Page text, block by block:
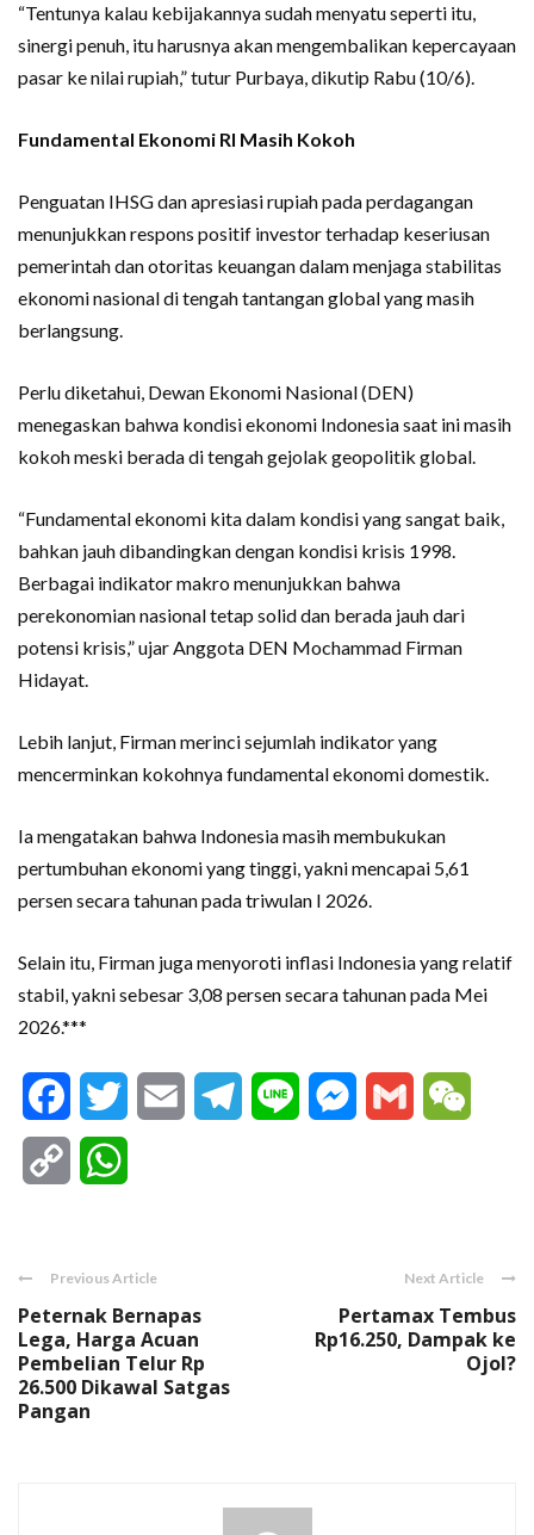
“Tentunya kalau kebijakannya sudah menyatu seperti itu,
sinergi penuh, itu harusnya akan mengembalikan kepercayaan
pasar ke nilai rupiah,” tutur Purbaya, dikutip Rabu (10/6).
Fundamental Ekonomi RI Masih Kokoh
Penguatan IHSG dan apresiasi rupiah pada perdagangan
menunjukkan respons positif investor terhadap keseriusan
pemerintah dan otoritas keuangan dalam menjaga stabilitas
ekonomi nasional di tengah tantangan global yang masih
berlangsung.
Perlu diketahui, Dewan Ekonomi Nasional (DEN)
menegaskan bahwa kondisi ekonomi Indonesia saat ini masih
kokoh meski berada di tengah gejolak geopolitik global.
“Fundamental ekonomi kita dalam kondisi yang sangat baik,
bahkan jauh dibandingkan dengan kondisi krisis 1998.
Berbagai indikator makro menunjukkan bahwa
perekonomian nasional tetap solid dan berada jauh dari
potensi krisis,” ujar Anggota DEN Mochammad Firman
Hidayat.
Lebih lanjut, Firman merinci sejumlah indikator yang
mencerminkan kokohnya fundamental ekonomi domestik.
Ia mengatakan bahwa Indonesia masih membukukan
pertumbuhan ekonomi yang tinggi, yakni mencapai 5,61
persen secara tahunan pada triwulan I 2026.
Selain itu, Firman juga menyoroti inflasi Indonesia yang relatif
stabil, yakni sebesar 3,08 persen secara tahunan pada Mei
2026.***
FacebookTwitter Email Telegram
Line Messenger
Gmail
Copy
Previous Article
Peternak Bernapas
Lega, Harga Acuan
Pembelian Telur Rp
26.500 Dikawal Satgas
Pangan
Next Article
Pertamax Tembus
Rp16.250, Dampak ke
Ojol?